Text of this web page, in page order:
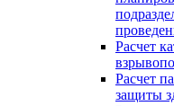
Расчет
Расчет
защиты